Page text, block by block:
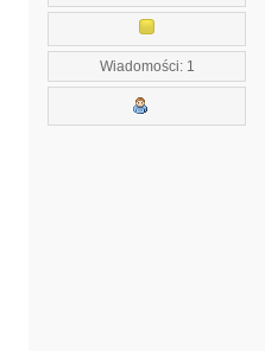
Wiadomości: 1